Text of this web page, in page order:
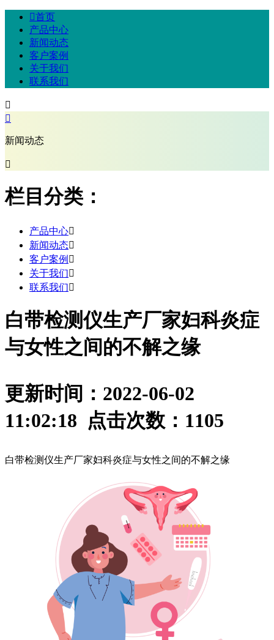
首页
产品中心
新闻动态
客户案例
关于我们
联系我们


新闻动态

栏目分类：
产品中心
新闻动态
客户案例 
关于我们
联系我们
白带检测仪生产厂家妇科炎症
与女性之间的不解之缘
更新时间：2022-06-02
11:02:18 点击次数： 1105
白带检测仪生产厂家妇科炎症与女性之间的不解之缘